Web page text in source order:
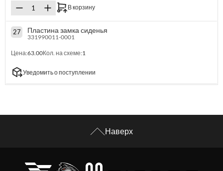
В корзину
27 Пластина замка сиденья
331990011-0001
Цена:63.00Кол. на схеме:1
Уведомить о поступлении
Наверх